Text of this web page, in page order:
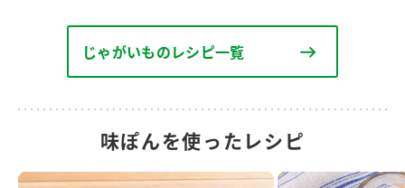
じゃがいものレシピ一覧
味ぽんを使ったレシピ